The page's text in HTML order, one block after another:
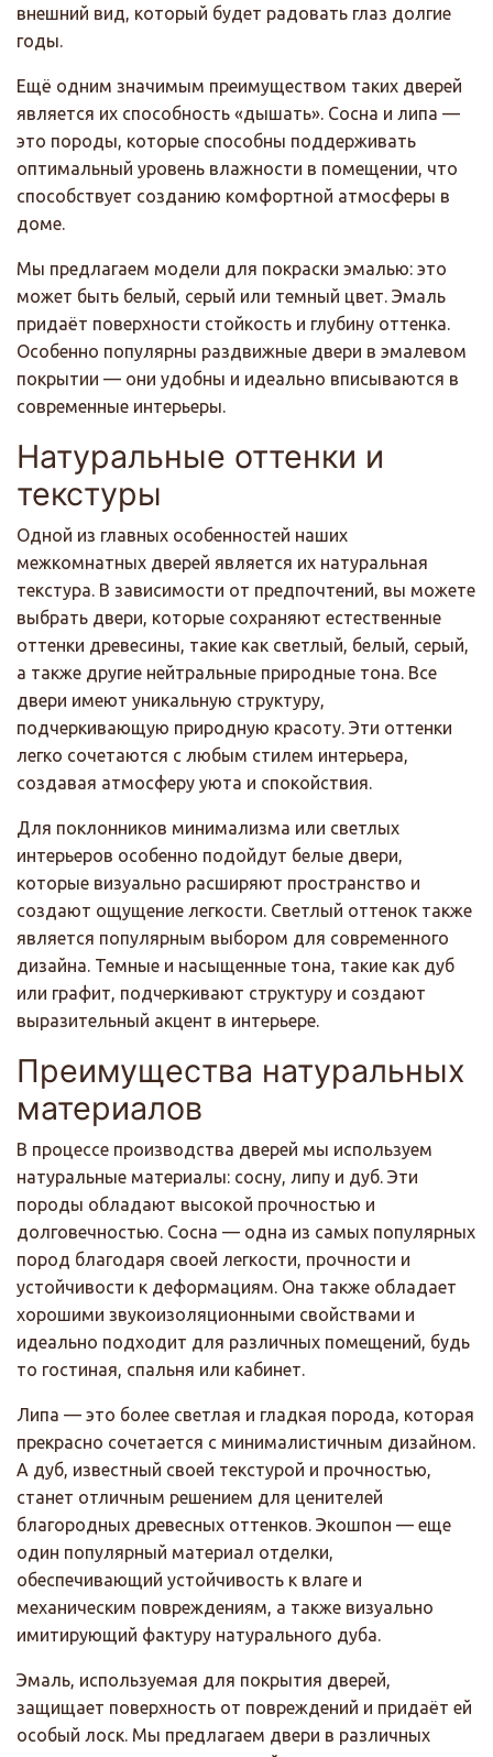
внешний вид, который будет радовать глаз долгие
годы.
Ещё одним значимым преимуществом таких дверей
является их способность «дышать». Сосна и липа —
это породы, которые способны поддерживать
оптимальный уровень влажности в помещении, что
способствует созданию комфортной атмосферы в
доме.
Мы предлагаем модели для покраски эмалью: это
может быть белый, серый или темный цвет. Эмаль
придаёт поверхности стойкость и глубину оттенка.
Особенно популярны раздвижные двери в эмалевом
покрытии — они удобны и идеально вписываются в
современные интерьеры.
Натуральные оттенки и
текстуры
Одной из главных особенностей наших
межкомнатных дверей является их натуральная
текстура. В зависимости от предпочтений, вы можете
выбрать двери, которые сохраняют естественные
оттенки древесины, такие как светлый, белый, серый,
а также другие нейтральные природные тона. Все
двери имеют уникальную структуру,
подчеркивающую природную красоту. Эти оттенки
легко сочетаются с любым стилем интерьера,
создавая атмосферу уюта и спокойствия.
Для поклонников минимализма или светлых
интерьеров особенно подойдут белые двери,
которые визуально расширяют пространство и
создают ощущение легкости. Светлый оттенок также
является популярным выбором для современного
дизайна. Темные и насыщенные тона, такие как дуб
или графит, подчеркивают структуру и создают
выразительный акцент в интерьере.
Преимущества натуральных
материалов
В процессе производства дверей мы используем
натуральные материалы: сосну, липу и дуб. Эти
породы обладают высокой прочностью и
долговечностью. Сосна — одна из самых популярных
пород благодаря своей легкости, прочности и
устойчивости к деформациям. Она также обладает
хорошими звукоизоляционными свойствами и
идеально подходит для различных помещений, будь
то гостиная, спальня или кабинет.
Липа — это более светлая и гладкая порода, которая
прекрасно сочетается с минималистичным дизайном.
А дуб, известный своей текстурой и прочностью,
станет отличным решением для ценителей
благородных древесных оттенков. Экошпон — еще
один популярный материал отделки,
обеспечивающий устойчивость к влаге и
механическим повреждениям, а также визуально
имитирующий фактуру натурального дуба.
Эмаль, используемая для покрытия дверей,
защищает поверхность от повреждений и придаёт ей
особый лоск. Мы предлагаем двери в различных